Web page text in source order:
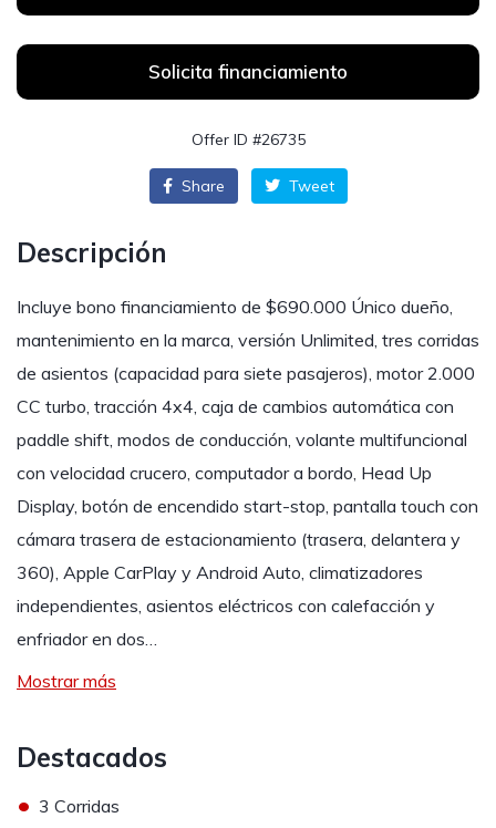
Solicita financiamiento
Offer ID #26735
Share Tweet
Descripción
Incluye bono financiamiento de $690.000 Único dueño,
mantenimiento en la marca, versión Unlimited, tres corridas
de asientos (capacidad para siete pasajeros), motor 2.000
CC turbo, tracción 4x4, caja de cambios automática con
paddle shift, modos de conducción, volante multifuncional
con velocidad crucero, computador a bordo, Head Up
Display, botón de encendido start-stop, pantalla touch con
cámara trasera de estacionamiento (trasera, delantera y
360), Apple CarPlay y Android Auto, climatizadores
independientes, asientos eléctricos con calefacción y
enfriador en dos…
Mostrar más
Destacados
• 3 Corridas